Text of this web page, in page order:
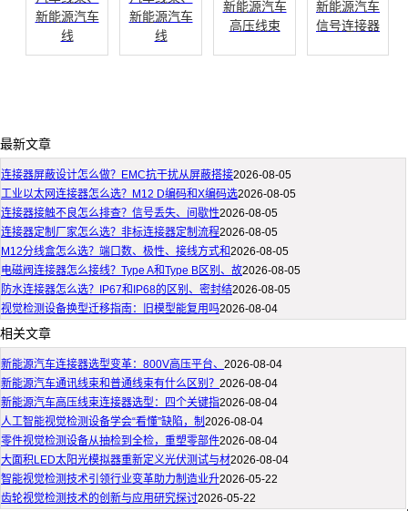
新能源汽车
线
新能源汽车
线
新能源汽车
高压线束
新能源汽车
信号连接器
最新文章
连接器屏蔽设计怎么做？EMC抗干扰从屏蔽搭接2026-08-05
工业以太网连接器怎么选？M12 D编码和X编码选2026-08-05
连接器接触不良怎么排查？信号丢失、间歇性2026-08-05
连接器定制厂家怎么选？非标连接器定制流程2026-08-05
M12分线盒怎么选？端口数、极性、接线方式和2026-08-05
电磁阀连接器怎么接线？Type A和Type B区别、故2026-08-05
防水连接器怎么选？IP67和IP68的区别、密封结2026-08-05
视觉检测设备换型迁移指南：旧模型能复用吗2026-08-04
相关文章
新能源汽车连接器选型变革：800V高压平台、 2026-08-04
新能源汽车通讯线束和普通线束有什么区别？ 2026-08-04
新能源汽车高压线束连接器选型：四个关键指2026-08-04
人工智能视觉检测设备学会“看懂”缺陷，制 2026-08-04
零件视觉检测设备从抽检到全检，重塑零部件2026-08-04
大面积LED太阳光模拟器重新定义光伏测试与材2026-08-04
智能视觉检测技术引领行业变革助力制造业升2026-05-22
齿轮视觉检测技术的创新与应用研究探讨2026-05-22